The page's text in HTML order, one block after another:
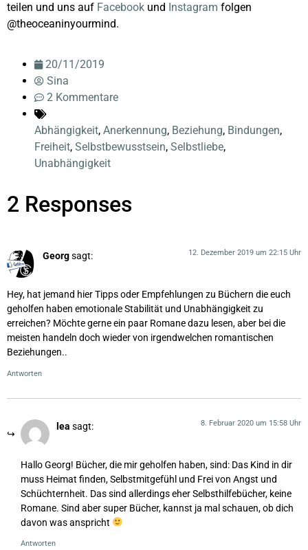
teilen und uns auf Facebook und Instagram folgen
@theoceaninyourmind.
20/11/2019
Sina
2 Kommentare
Abhängigkeit, Anerkennung, Beziehung, Bindungen,
Freiheit, Selbstbewusstsein, Selbstliebe,
Unabhängigkeit
2 Responses
Georgsagt: 12. Dezember 2019 um 22:15 Uhr
Hey, hat jemand hier Tipps oder Empfehlungen zu Büchern die euch
geholfen haben emotionale Stabilität und Unabhängigkeit zu
erreichen? Möchte gerne ein paar Romane dazu lesen, aber bei die
meisten handeln doch wieder von irgendwelchen romantischen
Beziehungen..
Antworten
lea sagt: 8. Februar 2020 um 15:58 Uhr
Hallo Georg! Bücher, die mir geholfen haben, sind: Das Kind in dir
muss Heimat finden, Selbstmitgefühl und Frei von Angst und
Schüchternheit. Das sind allerdings eher Selbsthilfebücher, keine
Romane. Sind aber super Bücher, kannst ja mal schauen, ob dich
davon was anspricht
Antworten